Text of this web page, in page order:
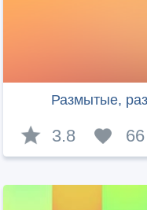
Размытые,
3.8 66